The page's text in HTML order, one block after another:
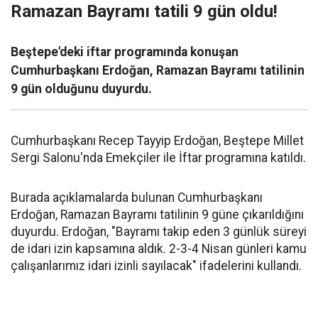
Ramazan Bayramı tatili 9 gün oldu!
Beştepe'deki iftar programında konuşan
Cumhurbaşkanı Erdoğan, Ramazan Bayramı tatilinin
9 gün olduğunu duyurdu.
Cumhurbaşkanı Recep Tayyip Erdoğan, Beştepe Millet
Sergi Salonu'nda Emekçiler ile İftar programına katıldı.
Burada açıklamalarda bulunan Cumhurbaşkanı
Erdoğan, Ramazan Bayramı tatilinin 9 güne çıkarıldığını
duyurdu. Erdoğan, "Bayramı takip eden 3 günlük süreyi
de idari izin kapsamına aldık. 2-3-4 Nisan günleri kamu
çalışanlarımız idari izinli sayılacak" ifadelerini kullandı.